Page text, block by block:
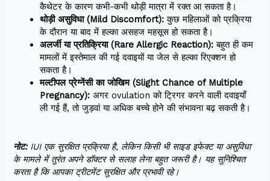
कैथेटर के कारण कभी-कभी थोड़ी मात्रा में रक्त आ सकता है।
थोड़ी असुविधा (Mild Discomfort):कुछ महिलाओं को प्रक्रिया
के दौरान या बाद में हल्का असहज महसूस हो सकता है।
अलर्जी या प्रतिक्रिया (Rare Allergic Reaction): बहुत ही कम
मामलों में इस्तेमाल की गई दवाइयों या जेल से हल्का रिएक्शन हो
सकता है।
मल्टीपल प्रेग्नेंसी का जोखिम (Slight Chance of Multiple
Pregnancy):अगर ovulation को ट्रिगर करने वाली दवाइयाँ
ली गई हैं, तो जुड़वां या अधिक बच्चे होने की संभावना बढ़ सकती है।
नोट: IUI एक सुरक्षित प्रक्रिया है, लेकिन किसी भी साइड इफेक्ट या असुविधा
के मामले में तुरंत अपने डॉक्टर से सलाह लेना बहुत जरूरी है। यह सुनिश्चित
करता है कि आपका ट्रीटमेंट सुरक्षित और प्रभावी रहे।